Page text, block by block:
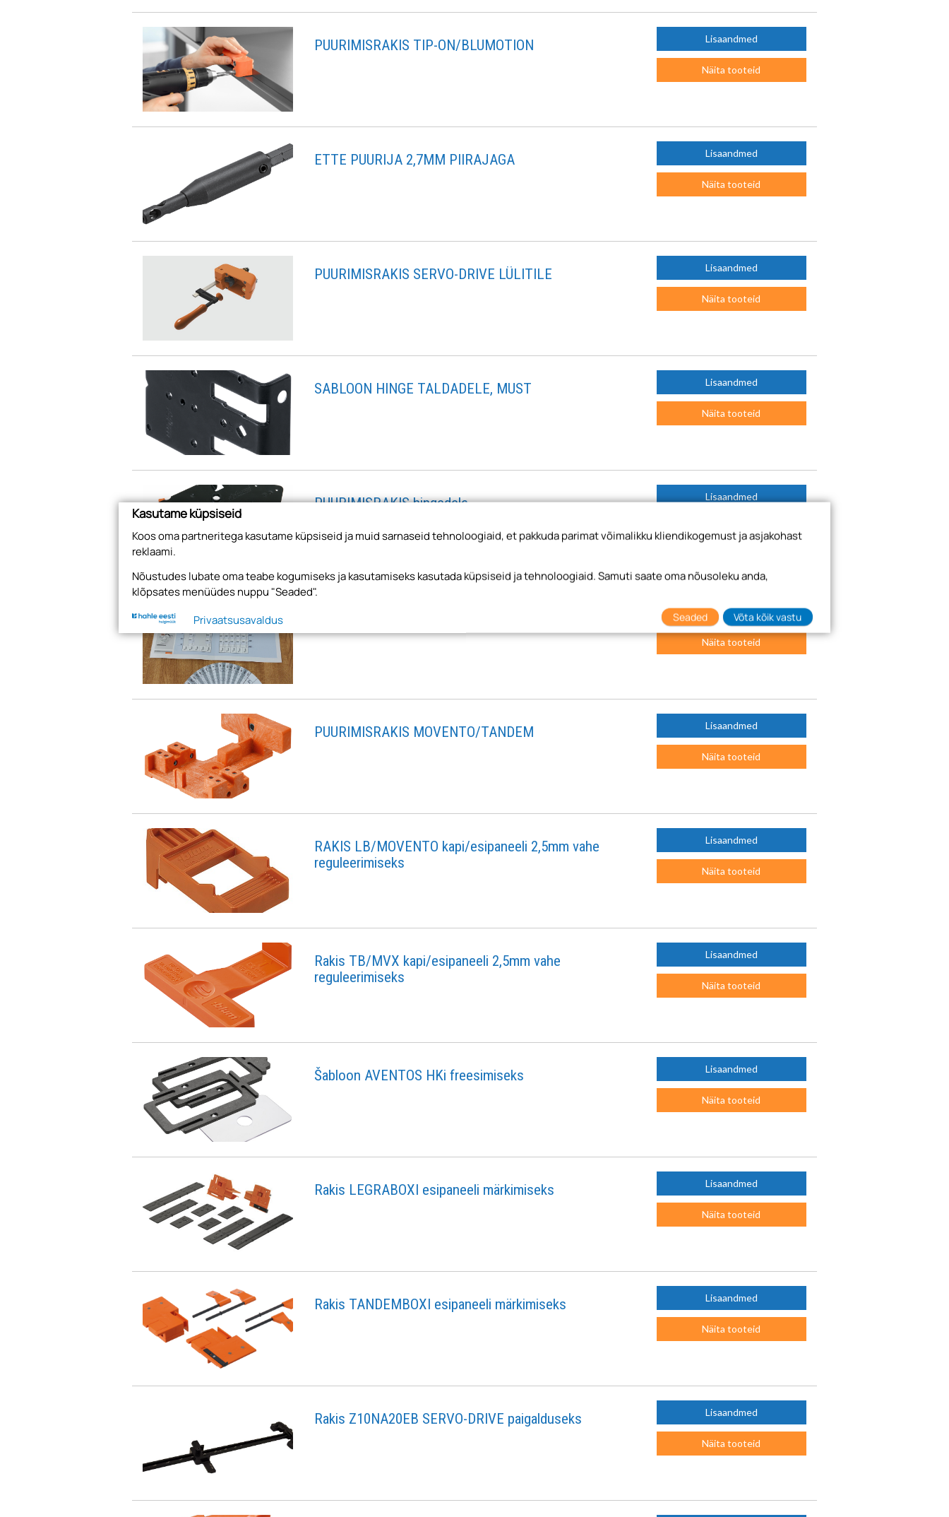
PUURIMISRAKIS TIP-ON/BLUMOTION Lisaandmed
Näita tooteid
ETTE PUURIJA 2,7MM PIIRAJAGA Lisaandmed
Näita tooteid
PUURIMISRAKIS SERVO-DRIVE LÜLITILE Lisaandmed
Näita tooteid
SABLOON HINGE TALDADELE, MUST Lisaandmed
Näita tooteid
PUURIMISRAKIS hingedele Lisaandmed
Lisaandmed
Näita tooteid
PUURIMISRAKIS MOVENTO/TANDEM Lisaandmed
Näita tooteid
RAKIS LB/MOVENTO kapi/esipaneeli 2,5mm vahe
reguleerimiseks
Lisaandmed
Näita tooteid
Rakis TB/MVX kapi/esipaneeli 2,5mm vahe
reguleerimiseks
Lisaandmed
Näita tooteid
Šabloon AVENTOS HKi freesimiseks Lisaandmed
Näita tooteid
Rakis LEGRABOXI esipaneeli märkimiseks Lisaandmed
Näita tooteid
Rakis TANDEMBOXI esipaneeli märkimiseks Lisaandmed
Näita tooteid
Rakis Z10NA20EB SERVO-DRIVE paigalduseks Lisaandmed
Näita tooteid
Kasutame küpsiseid
Koos oma partneritega kasutame küpsiseid ja muid sarnaseid tehnoloogiaid, et pakkuda parimat võimalikku kliendikogemust ja asjakohast
reklaami.
Nõustudes lubate oma teabe kogumiseks ja kasutamiseks kasutada küpsiseid ja tehnoloogiaid. Samuti saate oma nõusoleku anda,
klõpsates menüüdes nuppu "Seaded".
Privaatsusavaldus
Seaded Võta kõik vastu